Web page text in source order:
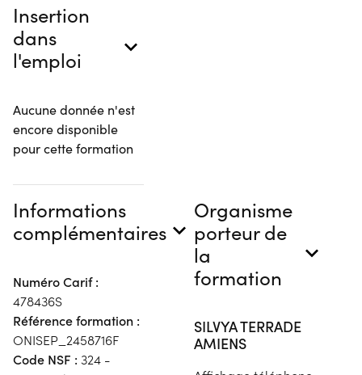
Insertion
dans
l'emploi
Aucune donnée n'est
encore disponible
pour cette formation
Informations
complémentaires
Numéro Carif :
478436S
Référence formation :
ONISEP_2458716F
Code NSF : 324 -
Organisme
porteur de
la
formation
SILVYA TERRADE
AMIENS